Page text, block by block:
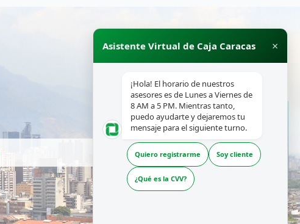
Asistente Virtual de Caja Caracas ×
¡Hola! El horario de nuestros
asesores es de Lunes a Viernes de
8 AM a 5 PM. Mientras tanto,
puedo ayudarte y dejaremos tu
mensaje para el siguiente turno.
Quiero registrarme Soy cliente
¿Qué es la CVV?